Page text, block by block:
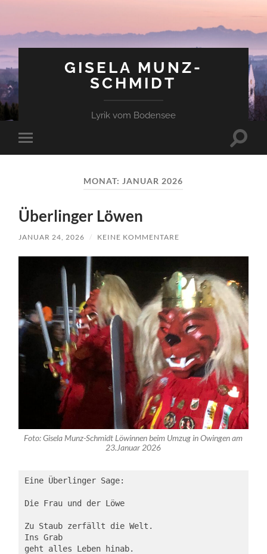
GISELA MUNZ-
SCHMIDT
Lyrik vom Bodensee
Mobile-
Menü
MONAT: JANUAR 2026
Überlinger Löwen
JANUAR 24, 2026 / KEINE KOMMENTARE
Foto: Gisela Munz-Schmidt Löwinnen beim Umzug in Owingen am
23.Januar 2026
Eine Überlinger Sage:
Die Frau und der Löwe
Zu Staub zerfällt die Welt.
Ins Grab
geht alles Leben hinab.